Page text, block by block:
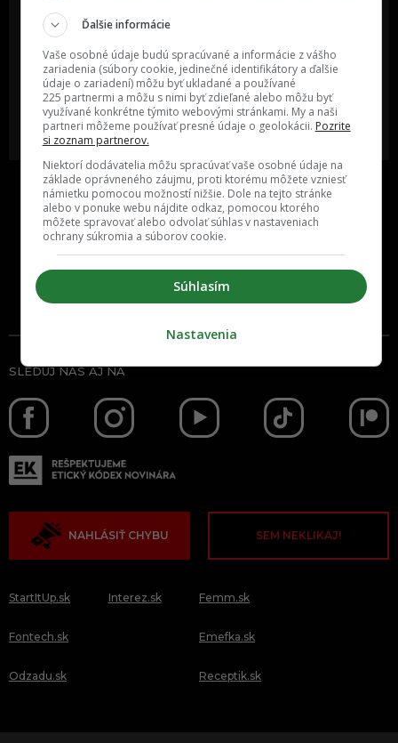
Oslov reklamou viac ako milión
ľudí v rôznych vekových
kategóriách a na rôznych
sociálnych sieťach a nakopni svoj
biznis alebo produkt.
MÁM ZÁUJEM O
SPOLUPRÁCU
mali určite napísať?
POŠLI NÁM TIP NA ČLÁNOK
SLEDUJ NÁS AJ NA
NAHLÁSIŤ CHYBU SEM NEKLIKAJ!
StartItUp.sk
Fontech.sk
Odzadu.sk
Interez.sk Femm.sk
Emefka.sk
Receptik.sk
Ďalšie informácie
Vaše osobné údaje budú spracúvané a informácie z vášho
zariadenia (súbory cookie, jedinečné identifikátory a ďalšie
údaje o zariadení) môžu byť ukladané a používané
225 partnermi a môžu s nimi byť zdieľané alebo môžu byť
využívané konkrétne týmito webovými stránkami. My a naši
partneri môžeme používať presné údaje o geolokácii. Pozrite
si zoznam partnerov.
Niektorí dodávatelia môžu spracúvať vaše osobné údaje na
základe oprávneného záujmu, proti ktorému môžete vzniesť
námietku pomocou možností nižšie. Dole na tejto stránke
alebo v ponuke webu nájdite odkaz, pomocou ktorého
môžete spravovať alebo odvolať súhlas v nastaveniach
ochrany súkromia a súborov cookie.
Súhlasím
Nastavenia